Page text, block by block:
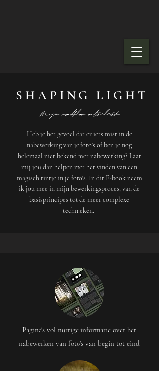
S H A P I N G L I G H T
Mijn workflow uitgelegd
Heb je het gevoel dat er iets mist in de
nabewerking van je foto's of ben je nog
helemaal niet bekend met nabewerking? Laat
mij jou dan helpen met het vinden van een
magisch tintje in je foto's. In dit E-book neem
ik jou mee in mijn bewerkingsproces, van de
basisprincipes tot de meer complexe
technieken.
Pagina's vol nuttige informatie over het
nabewerken van foto's van begin tot eind